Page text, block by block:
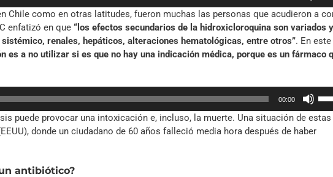
de
o
el
Chile como en otras latitudes, fueron muchas las personas que acudieron a
enfatizó en que “los efectos secundarios de la hidroxicloroquina son variados y
renales, hepáticos, alteraciones hematológicas, entre otros”. En este
es a no utilizar si es que no hay una indicación médica, porque es un fármaco
00:00
puede provocar una intoxicación e, incluso, la muerte. Una situación de estas
donde un ciudadano de 60 años falleció media hora después de haber
antibiótico?